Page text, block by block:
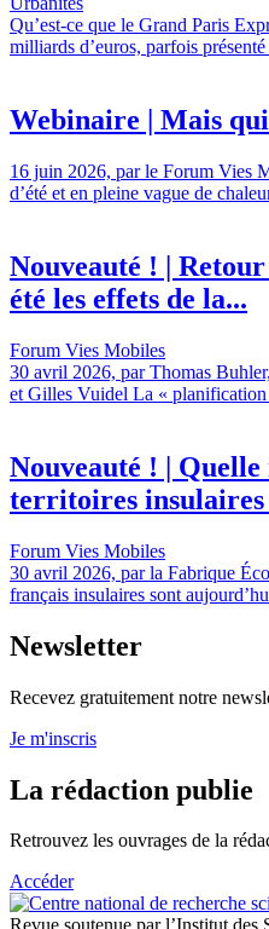
Qu’est-ce que le Grand Paris
milliards d’euros, parfois
Webinaire | Mais
16 juin 2026, par le Forum Vies
d’été et en pleine vague de
Nouveauté ! |
été les effets de la...
Forum Vies Mobiles
30 avril 2026, par Thomas
et Gilles Vuidel La « planification
Nouveauté ! |
territoires insulaires
Forum Vies Mobiles
30 avril 2026, par la Fabrique
français insulaires sont
Newsletter
Recevez gratuitement notre
Je m'inscris
La rédaction publie
Retrouvez les ouvrages de la
Accéder